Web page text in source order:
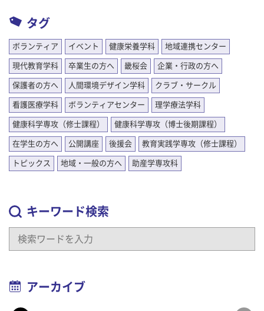
タグ
ボランティア イベント 健康栄養学科 地域連携センター
現代教育学科 卒業生の方へ 畿桜会 企業・行政の方へ
保護者の方へ 人間環境デザイン学科 クラブ・サークル
看護医療学科 ボランティアセンター 理学療法学科
健康科学専攻（修士課程） 健康科学専攻（博士後期課程）
在学生の方へ 公開講座 後援会 教育実践学専攻（修士課程）
トピックス 地域・一般の方へ 助産学専攻科
キーワード検索
アーカイブ